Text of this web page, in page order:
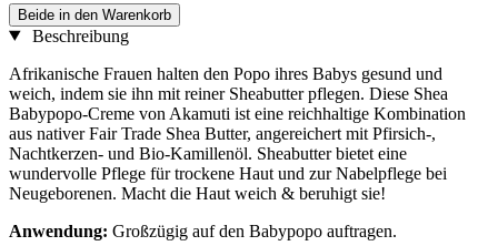
Beide in den Warenkorb
Beschreibung
Afrikanische Frauen halten den Popo ihres Babys gesund und
weich, indem sie ihn mit reiner Sheabutter pflegen. Diese Shea
Babypopo-Creme von Akamuti ist eine reichhaltige Kombination
aus nativer Fair Trade Shea Butter, angereichert mit Pfirsich-,
Nachtkerzen- und Bio-Kamillenöl. Sheabutter bietet eine
wundervolle Pflege für trockene Haut und zur Nabelpflege bei
Neugeborenen. Macht die Haut weich & beruhigt sie!
Anwendung: Großzügig auf den Babypopo auftragen.